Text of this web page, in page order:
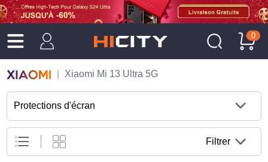
0
Xiaomi Mi 13 Ultra 5G
Protections d'écran
Filtrer